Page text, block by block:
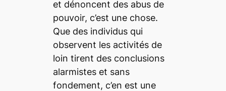
et dénoncent des abus de
pouvoir, c’est une chose.
Que des individus qui
observent les activités de
loin tirent des conclusions
alarmistes et sans
fondement, c’en est une